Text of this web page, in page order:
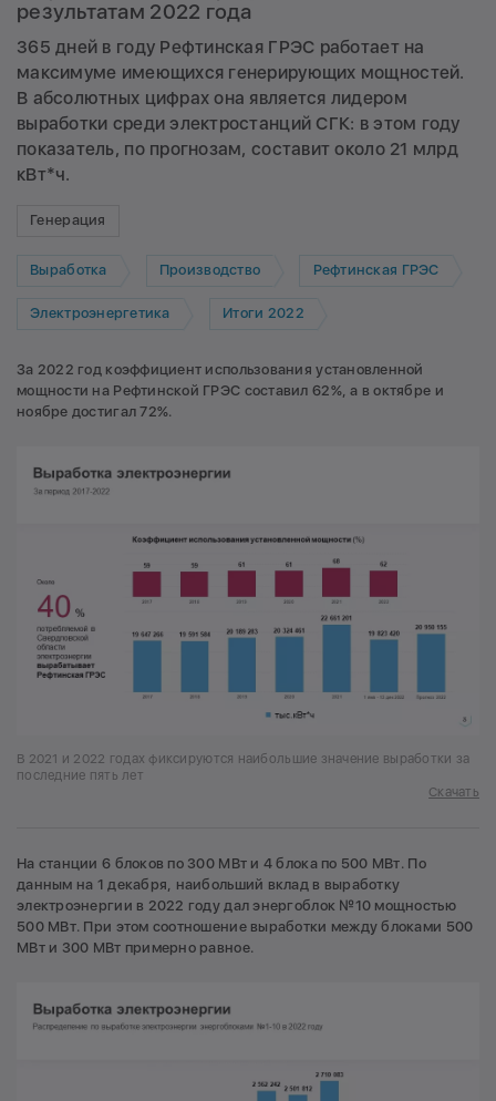
результатам 2022 года
365 дней в году Рефтинская ГРЭС работает на
максимуме имеющихся генерирующих мощностей.
В абсолютных цифрах она является лидером
выработки среди электростанций СГК: в этом году
показатель, по прогнозам, составит около 21 млрд
кВт*ч.
Генерация
Выработка Производство Рефтинская ГРЭС
Электроэнергетика Итоги 2022
За 2022 год коэффициент использования установленной
мощности на Рефтинской ГРЭС составил 62%, а в октябре и
ноябре достигал 72%.
В 2021 и 2022 годах фиксируются наибольшие значение выработки за
последние пять лет
Скачать
На станции 6 блоков по 300 МВт и 4 блока по 500 МВт. По
данным на 1 декабря, наибольший вклад в выработку
электроэнергии в 2022 году дал энергоблок №10 мощностью
500 МВт. При этом соотношение выработки между блоками 500
МВт и 300 МВт примерно равное.